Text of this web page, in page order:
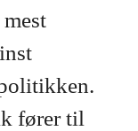
fører til